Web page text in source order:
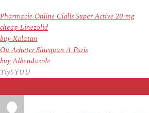
Pharmacie Online Cialis Super Active 20 mg
cheap Linezolid
buy Xalatan
Où Acheter Sinequan A Paris
buy Albendazole
Tiy5YUU